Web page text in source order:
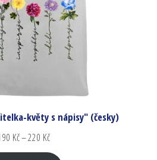
květy s nápisy" (česky)
Kč–220 Kč